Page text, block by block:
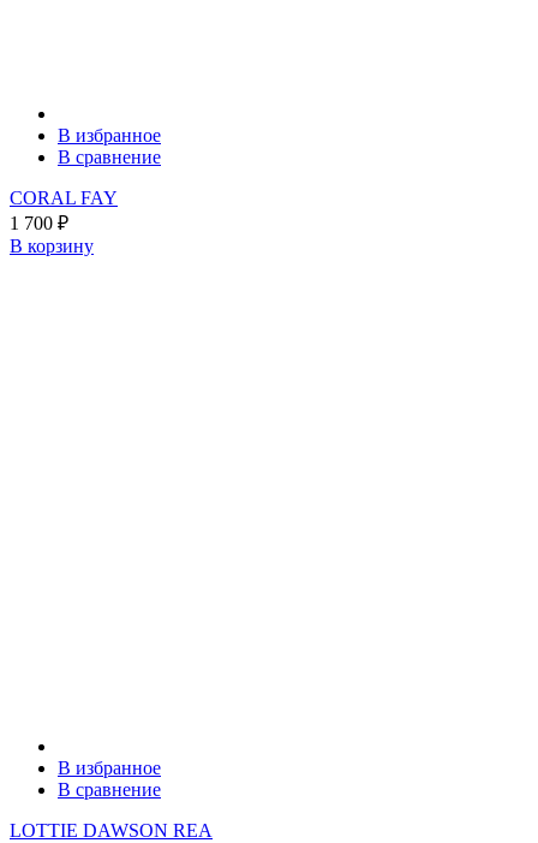
В избранное
В сравнение
CORAL FAY
1 700 ₽
В корзину
В избранное
В сравнение
LOTTIE DAWSON REA